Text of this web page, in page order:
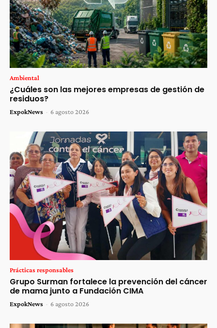
Ambiental
¿Cuáles son las mejores empresas de gestión de
residuos?
ExpokNews - 6 agosto 2026
Prácticas responsables
Grupo Surman fortalece la prevención del cáncer
de mama junto a Fundación CIMA
ExpokNews - 6 agosto 2026